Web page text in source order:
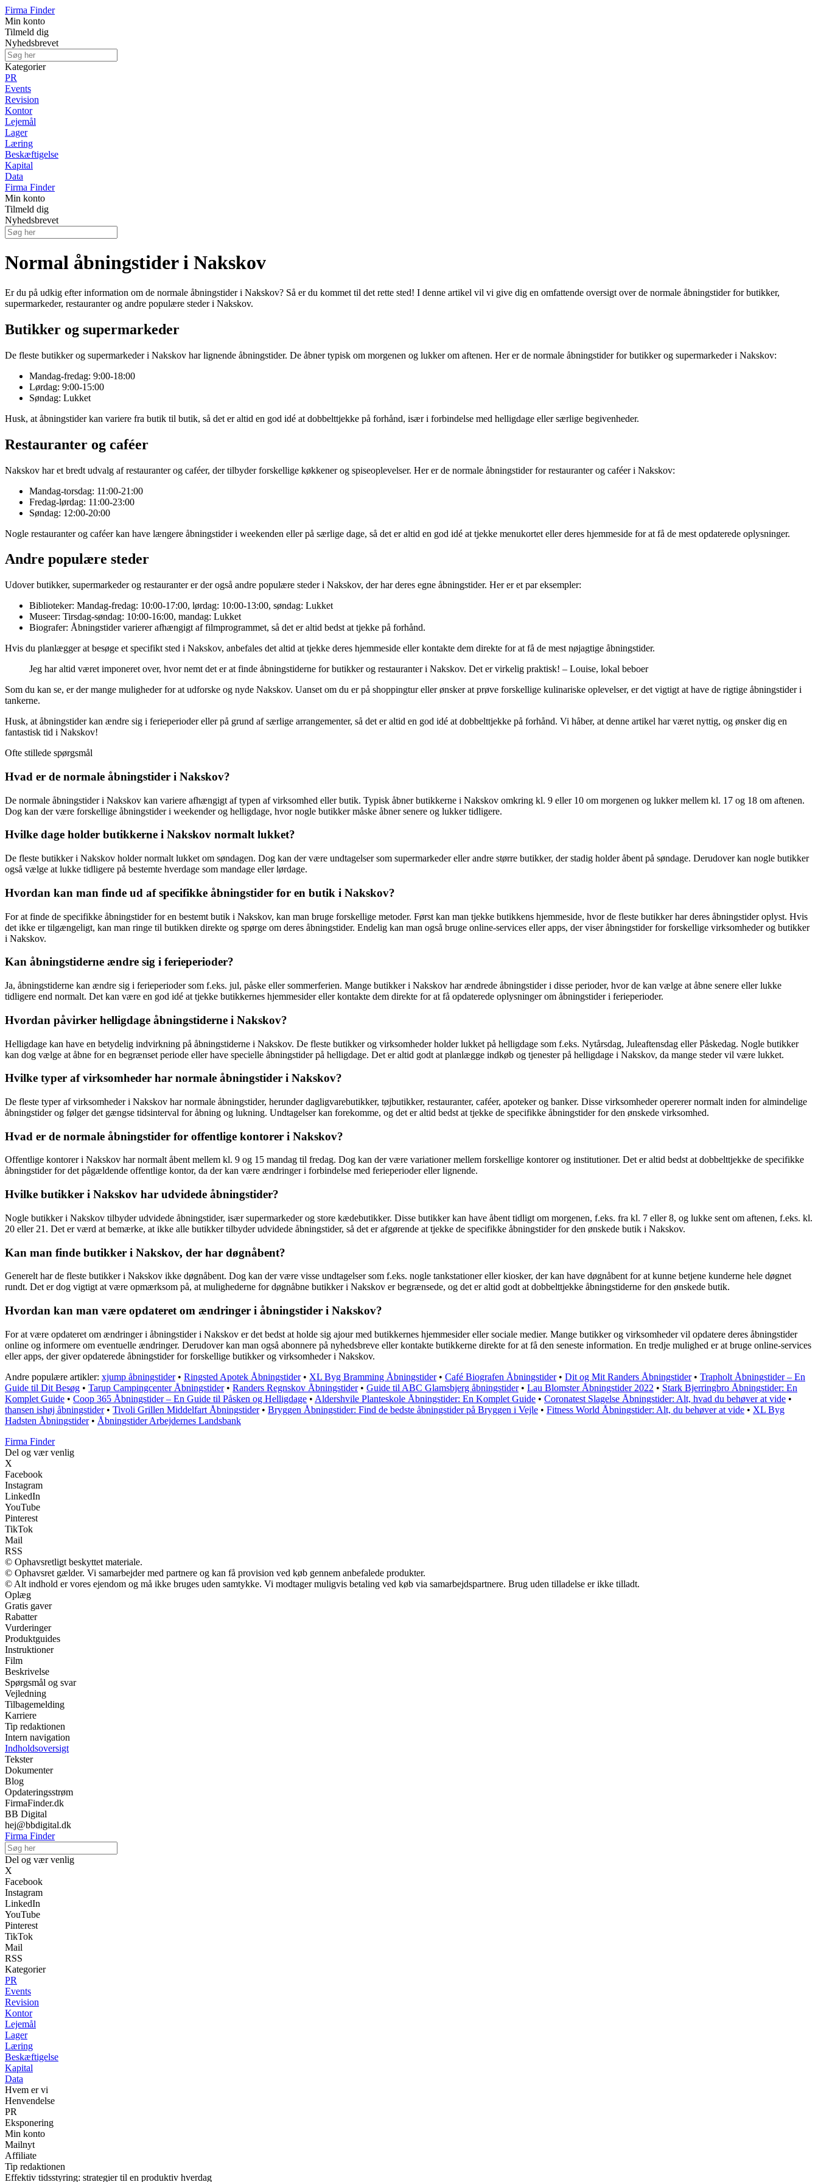
Firma Finder
Min konto
Tilmeld dig
Nyhedsbrevet
Kategorier
PR
Events
Revision
Kontor
Lejemål
Lager
Læring
Beskæftigelse
Kapital
Data
Firma Finder
Min konto
Tilmeld dig
Nyhedsbrevet
Normal åbningstider i Nakskov
Er du på udkig efter information om de normale åbningstider i Nakskov? Så er du kommet til det rette sted! I denne artikel vil vi give dig en omfattende oversigt over de normale åbningstider for butikker,
supermarkeder, restauranter og andre populære steder i Nakskov.
Butikker og supermarkeder
De fleste butikker og supermarkeder i Nakskov har lignende åbningstider. De åbner typisk om morgenen og lukker om aftenen. Her er de normale åbningstider for butikker og supermarkeder i Nakskov:
Mandag-fredag: 9:00-18:00
Lørdag: 9:00-15:00
Søndag: Lukket
Husk, at åbningstider kan variere fra butik til butik, så det er altid en god idé at dobbelttjekke på forhånd, især i forbindelse med helligdage eller særlige begivenheder.
Restauranter og caféer
Nakskov har et bredt udvalg af restauranter og caféer, der tilbyder forskellige køkkener og spiseoplevelser. Her er de normale åbningstider for restauranter og caféer i Nakskov:
Mandag-torsdag: 11:00-21:00
Fredag-lørdag: 11:00-23:00
Søndag: 12:00-20:00
Nogle restauranter og caféer kan have længere åbningstider i weekenden eller på særlige dage, så det er altid en god idé at tjekke menukortet eller deres hjemmeside for at få de mest opdaterede oplysninger.
Andre populære steder
Udover butikker, supermarkeder og restauranter er der også andre populære steder i Nakskov, der har deres egne åbningstider. Her er et par eksempler:
Biblioteker: Mandag-fredag: 10:00-17:00, lørdag: 10:00-13:00, søndag: Lukket
Museer: Tirsdag-søndag: 10:00-16:00, mandag: Lukket
Biografer: Åbningstider varierer afhængigt af filmprogrammet, så det er altid bedst at tjekke på forhånd.
Hvis du planlægger at besøge et specifikt sted i Nakskov, anbefales det altid at tjekke deres hjemmeside eller kontakte dem direkte for at få de mest nøjagtige åbningstider.
Jeg har altid været imponeret over, hvor nemt det er at finde åbningstiderne for butikker og restauranter i Nakskov. Det er virkelig praktisk! – Louise, lokal beboer
Som du kan se, er der mange muligheder for at udforske og nyde Nakskov. Uanset om du er på shoppingtur eller ønsker at prøve forskellige kulinariske oplevelser, er det vigtigt at have de rigtige åbningstider i
tankerne.
Husk, at åbningstider kan ændre sig i ferieperioder eller på grund af særlige arrangementer, så det er altid en god idé at dobbelttjekke på forhånd. Vi håber, at denne artikel har været nyttig, og ønsker dig en
fantastisk tid i Nakskov!
Ofte stillede spørgsmål
Hvad er de normale åbningstider i Nakskov?
De normale åbningstider i Nakskov kan variere afhængigt af typen af virksomhed eller butik. Typisk åbner butikkerne i Nakskov omkring kl. 9 eller 10 om morgenen og lukker mellem kl. 17 og 18 om aftenen.
Dog kan der være forskellige åbningstider i weekender og helligdage, hvor nogle butikker måske åbner senere og lukker tidligere.
Hvilke dage holder butikkerne i Nakskov normalt lukket?
De fleste butikker i Nakskov holder normalt lukket om søndagen. Dog kan der være undtagelser som supermarkeder eller andre større butikker, der stadig holder åbent på søndage. Derudover kan nogle butikker
også vælge at lukke tidligere på bestemte hverdage som mandage eller lørdage.
Hvordan kan man finde ud af specifikke åbningstider for en butik i Nakskov?
For at finde de specifikke åbningstider for en bestemt butik i Nakskov, kan man bruge forskellige metoder. Først kan man tjekke butikkens hjemmeside, hvor de fleste butikker har deres åbningstider oplyst. Hvis
det ikke er tilgængeligt, kan man ringe til butikken direkte og spørge om deres åbningstider. Endelig kan man også bruge online-services eller apps, der viser åbningstider for forskellige virksomheder og butikker
i Nakskov.
Kan åbningstiderne ændre sig i ferieperioder?
Ja, åbningstiderne kan ændre sig i ferieperioder som f.eks. jul, påske eller sommerferien. Mange butikker i Nakskov har ændrede åbningstider i disse perioder, hvor de kan vælge at åbne senere eller lukke
tidligere end normalt. Det kan være en god idé at tjekke butikkernes hjemmesider eller kontakte dem direkte for at få opdaterede oplysninger om åbningstider i ferieperioder.
Hvordan påvirker helligdage åbningstiderne i Nakskov?
Helligdage kan have en betydelig indvirkning på åbningstiderne i Nakskov. De fleste butikker og virksomheder holder lukket på helligdage som f.eks. Nytårsdag, Juleaftensdag eller Påskedag. Nogle butikker
kan dog vælge at åbne for en begrænset periode eller have specielle åbningstider på helligdage. Det er altid godt at planlægge indkøb og tjenester på helligdage i Nakskov, da mange steder vil være lukket.
Hvilke typer af virksomheder har normale åbningstider i Nakskov?
De fleste typer af virksomheder i Nakskov har normale åbningstider, herunder dagligvarebutikker, tøjbutikker, restauranter, caféer, apoteker og banker. Disse virksomheder opererer normalt inden for almindelige
åbningstider og følger det gængse tidsinterval for åbning og lukning. Undtagelser kan forekomme, og det er altid bedst at tjekke de specifikke åbningstider for den ønskede virksomhed.
Hvad er de normale åbningstider for offentlige kontorer i Nakskov?
Offentlige kontorer i Nakskov har normalt åbent mellem kl. 9 og 15 mandag til fredag. Dog kan der være variationer mellem forskellige kontorer og institutioner. Det er altid bedst at dobbelttjekke de specifikke
åbningstider for det pågældende offentlige kontor, da der kan være ændringer i forbindelse med ferieperioder eller lignende.
Hvilke butikker i Nakskov har udvidede åbningstider?
Nogle butikker i Nakskov tilbyder udvidede åbningstider, især supermarkeder og store kædebutikker. Disse butikker kan have åbent tidligt om morgenen, f.eks. fra kl. 7 eller 8, og lukke sent om aftenen, f.eks. kl.
20 eller 21. Det er værd at bemærke, at ikke alle butikker tilbyder udvidede åbningstider, så det er afgørende at tjekke de specifikke åbningstider for den ønskede butik i Nakskov.
Kan man finde butikker i Nakskov, der har døgnåbent?
Generelt har de fleste butikker i Nakskov ikke døgnåbent. Dog kan der være visse undtagelser som f.eks. nogle tankstationer eller kiosker, der kan have døgnåbent for at kunne betjene kunderne hele døgnet
rundt. Det er dog vigtigt at være opmærksom på, at mulighederne for døgnåbne butikker i Nakskov er begrænsede, og det er altid godt at dobbelttjekke åbningstiderne for den ønskede butik.
Hvordan kan man være opdateret om ændringer i åbningstider i Nakskov?
For at være opdateret om ændringer i åbningstider i Nakskov er det bedst at holde sig ajour med butikkernes hjemmesider eller sociale medier. Mange butikker og virksomheder vil opdatere deres åbningstider
online og informere om eventuelle ændringer. Derudover kan man også abonnere på nyhedsbreve eller kontakte butikkerne direkte for at få den seneste information. En tredje mulighed er at bruge online-services
eller apps, der giver opdaterede åbningstider for forskellige butikker og virksomheder i Nakskov.
Andre populære artikler: xjump åbningstider• Ringsted Apotek Åbningstider• XL Byg Bramming Åbningstider• Café Biografen Åbningstider• Dit og Mit Randers Åbningstider• Trapholt Åbningstider – En
Guide til Dit Besøg • Tarup Campingcenter Åbningstider• Randers Regnskov Åbningstider• Guide til ABC Glamsbjerg åbningstider• Lau Blomster Åbningstider 2022 • Stark Bjerringbro Åbningstider: En
Komplet Guide • Coop 365 Åbningstider – En Guide til Påsken og Helligdage • Aldershvile Planteskole Åbningstider: En Komplet Guide • Coronatest Slagelse Åbningstider: Alt, hvad du behøver at vide •
thansen ishøj åbningstider• Tivoli Grillen Middelfart Åbningstider• Bryggen Åbningstider: Find de bedste åbningstider på Bryggen i Vejle • Fitness World Åbningstider: Alt, du behøver at vide • XL Byg
Hadsten Åbningstider• Åbningstider Arbejdernes Landsbank
Firma Finder
Del og vær venlig
X
Facebook
Instagram
LinkedIn
YouTube
Pinterest
TikTok
Mail
RSS
© Ophavsretligt beskyttet materiale.
© Ophavsret gælder. Vi samarbejder med partnere og kan få provision ved køb gennem anbefalede produkter.
© Alt indhold er vores ejendom og må ikke bruges uden samtykke. Vi modtager muligvis betaling ved køb via samarbejdspartnere. Brug uden tilladelse er ikke tilladt.
Oplæg
Gratis gaver
Rabatter
Vurderinger
Produktguides
Instruktioner
Film
Beskrivelse
Spørgsmål og svar
Vejledning
Tilbagemelding
Karriere
Tip redaktionen
Intern navigation
Indholdsoversigt
Tekster
Dokumenter
Blog
Opdateringsstrøm
FirmaFinder.dk
BB Digital
hej@bbdigital.dk
Firma Finder
Del og vær venlig
X
Facebook
Instagram
LinkedIn
YouTube
Pinterest
TikTok
Mail
RSS
Kategorier
PR
Events
Revision
Kontor
Lejemål
Lager
Læring
Beskæftigelse
Kapital
Data
Hvem er vi
Henvendelse
PR
Eksponering
Min konto
Mailnyt
Affiliate
Tip redaktionen
Effektiv tidsstyring: strategier til en produktiv hverdag